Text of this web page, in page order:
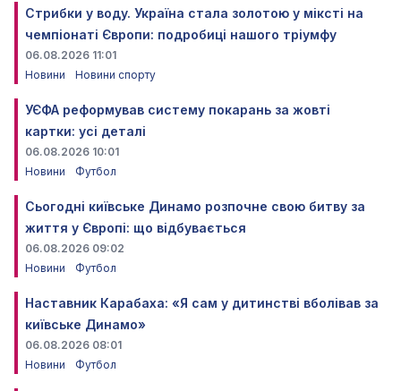
Стрибки у воду. Україна стала золотою у міксті на
чемпіонаті Європи: подробиці нашого тріумфу
06.08.2026 11:01
Новини
Новини спорту
УЄФА реформував систему покарань за жовті
картки: усі деталі
06.08.2026 10:01
Новини
Футбол
Сьогодні київське Динамо розпочне свою битву за
життя у Європі: що відбувається
06.08.2026 09:02
Новини
Футбол
Наставник Карабаха: «Я сам у дитинстві вболівав за
київське Динамо»
06.08.2026 08:01
Новини
Футбол